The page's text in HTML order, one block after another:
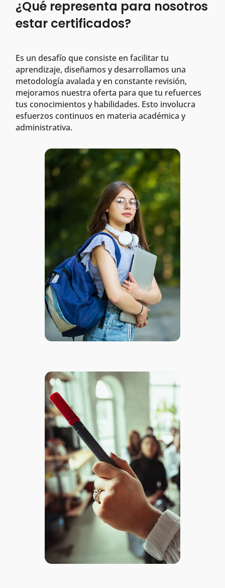
¿Qué representa para nosotros
estar certificados?
Es un desafío que consiste en facilitar tu
aprendizaje, diseñamos y desarrollamos una
metodología avalada y en constante revisión,
mejoramos nuestra oferta para que tu refuerces
tus conocimientos y habilidades. Esto involucra
esfuerzos continuos en materia académica y
administrativa.